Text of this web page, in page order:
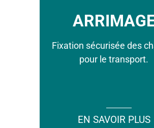
Fixation sécurisée des
pour le transport.
EN SAVOIR PLUS